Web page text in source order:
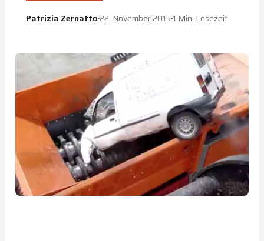
Patrizia Zernatto22. November 2015 1 Min. Lesezeit